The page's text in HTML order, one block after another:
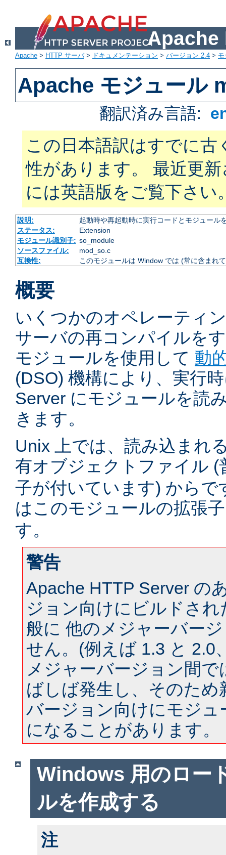
Apache
Apache > HTTP サーバ> ドキュメンテーション > バージョン 2.4 >
Apache モジュール
翻訳済み言語:
この日本語訳はすでに古
性があります。 最近更
には英語版をご覧下さい
説明:
起動時や再起動時に実行コードとモジュール
ステータス:
Extension
モジュール識別子: so_module
ソースファイル:
mod_so.c
互換性:
このモジュールは Window では (常に含まれ
概要
いくつかのオペレーティ
サーバの再コンパイルを
モジュールを使用して 動
(DSO) 機構により、実行
Server にモジュールを読
きます。
Unix 上では、読み込まれ
有オブジェクトファイル
子が付いています) からで
はこのモジュールの拡張
す。
警告
Apache HTTP Server の
ジョン向けにビルドさ
般に 他のメジャーバー
せん。(例えば 1.3 と 2.0
メジャーバージョン間
ばしば発生し、そのため
バージョン向けにモジュ
になることがあります。
Windows 用のロー
ルを作成する
注